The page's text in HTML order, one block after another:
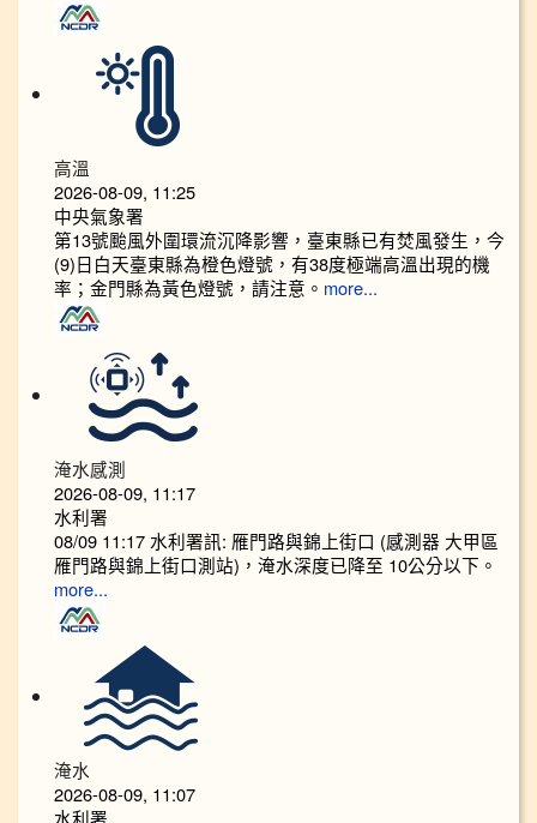
高溫
2026-08-09, 11:25
中央氣象署
第13號颱風外圍環流沉降影響，臺東縣已有焚風發生，今
(9)日白天臺東縣為橙色燈號，有38度極端高溫出現的機
率；金門縣為黃色燈號，請注意。 more...
淹水感測
2026-08-09, 11:17
水利署
08/09 11:17 水利署訊: 雁門路與錦上街口 (感測器 大甲區
雁門路與錦上街口測站)，淹水深度已降至 10公分以下。​​
more...
淹水
2026-08-09, 11:07
水利署